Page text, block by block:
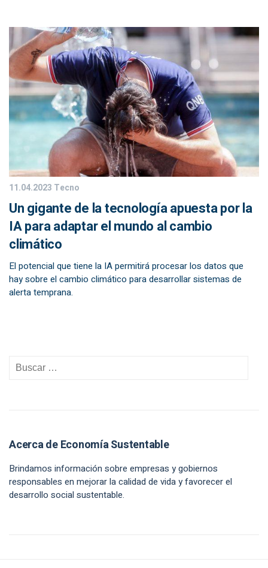
11.04.2023 Tecno
Un gigante de la tecnología apuesta por la
IA para adaptar el mundo al cambio
climático
El potencial que tiene la IA permitirá procesar los datos que
hay sobre el cambio climático para desarrollar sistemas de
alerta temprana.
Acerca de Economía Sustentable
Brindamos información sobre empresas y gobiernos
responsables en mejorar la calidad de vida y favorecer el
desarrollo social sustentable.